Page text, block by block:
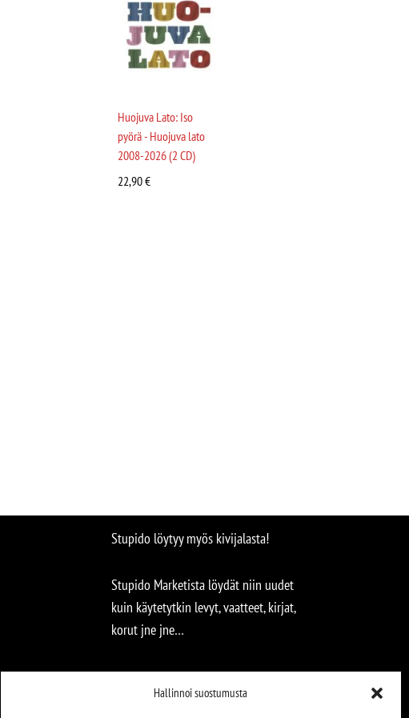
Hallinnoi suostumusta
Huojuva Lato: Iso
pyörä - Huojuva lato
2008-2026 (2 CD)
22,90€
Stupido löytyy myös kivijalasta!
Stupido Marketista löydät niin uudet
kuin käytetytkin levyt, vaatteet, kirjat,
korut jne jne…